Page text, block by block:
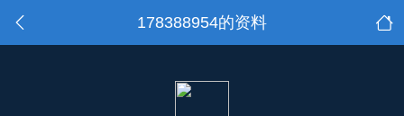
178388954的资料